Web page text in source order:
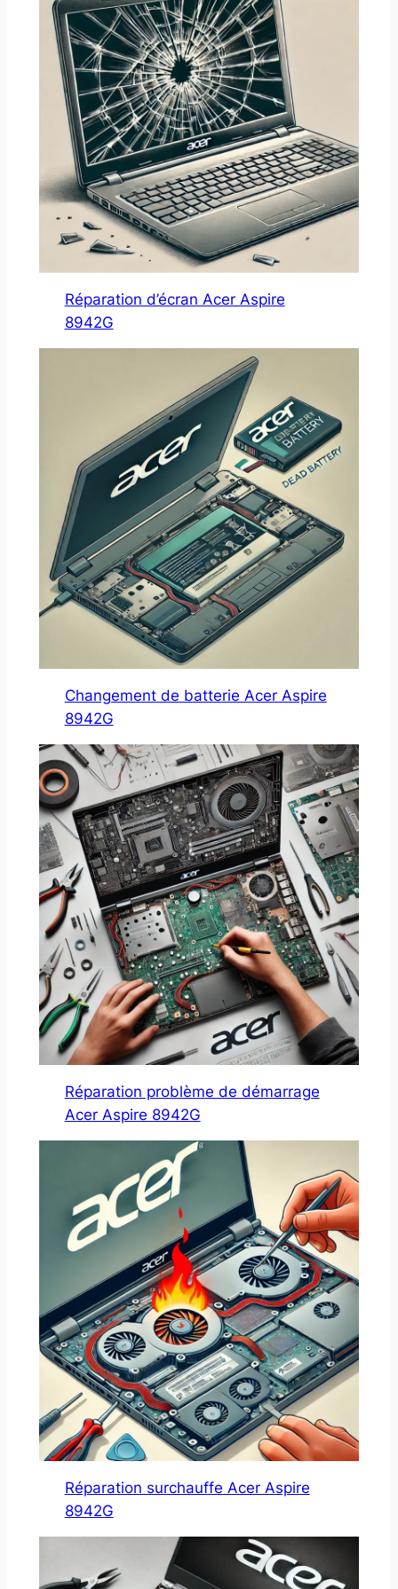
Réparation d’écran Acer Aspire
8942G
Changement de batterie Acer Aspire
8942G
Réparation problème de démarrage
Acer Aspire 8942G
Réparation surchauffe Acer Aspire
8942G